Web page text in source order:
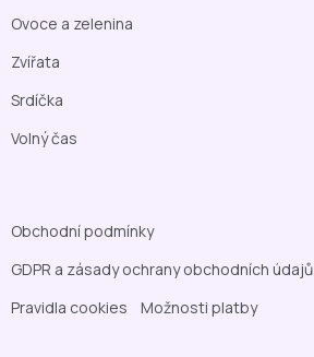
Ovoce a zelenina
Zvířata
Srdíčka
Volný čas
Obchodní podmínky
GDPR a zásady ochrany obchodních údajů
Pravidla cookies
Možnosti platby